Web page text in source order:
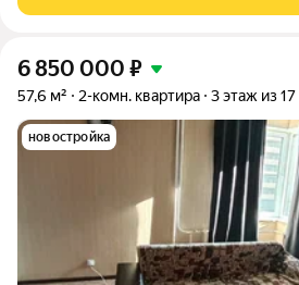
6 850 000 ₽
57,6 м² 2-комн. квартира 3 этаж из 17
новостройка